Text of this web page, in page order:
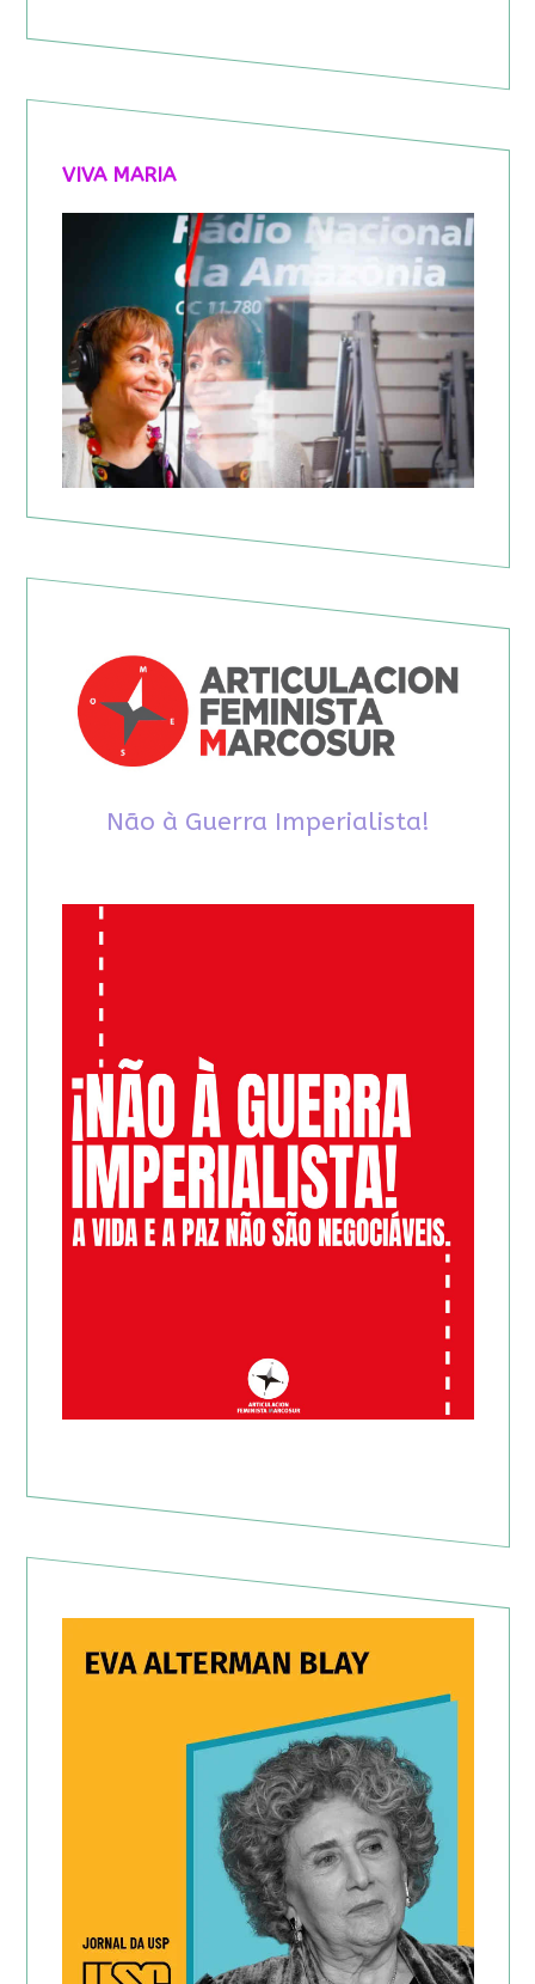
VIVA MARIA
Não à Guerra Imperialista!